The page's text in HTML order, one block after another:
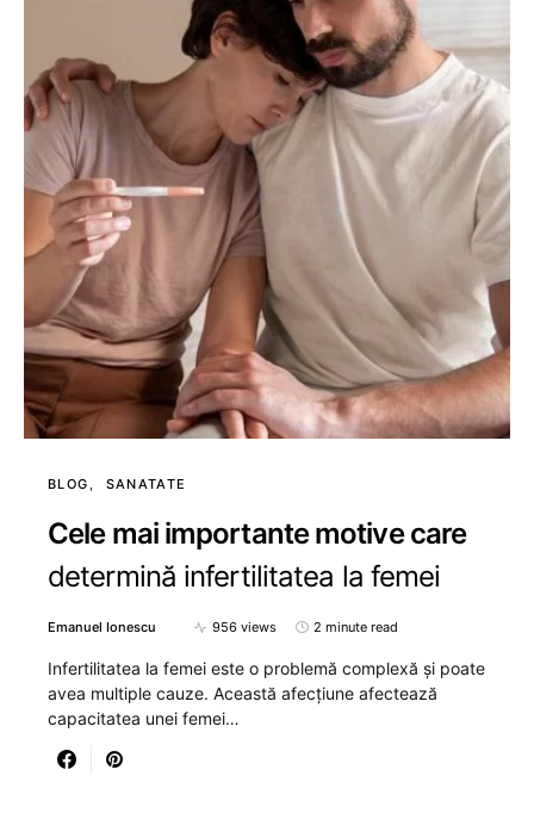
BLOG SANATATE
Cele mai importante motive care
determină infertilitatea la femei
Emanuel Ionescu 956 views 2 minute read
Infertilitatea la femei este o problemă complexă și poate
avea multiple cauze. Această afecțiune afectează
capacitatea unei femei…